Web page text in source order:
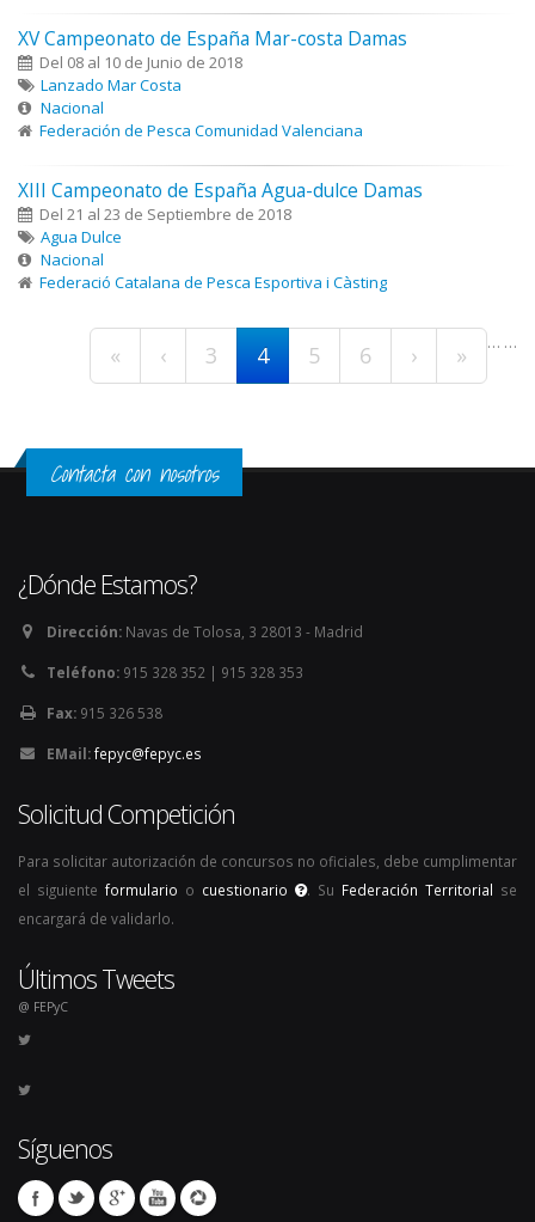
XV Campeonato de España Mar-costa Damas
Del 08 al 10 de Junio de 2018
Lanzado Mar Costa
Nacional
Federación de Pesca Comunidad Valenciana
XIII Campeonato de España Agua-dulce Damas
Del 21 al 23 de Septiembre de 2018
Agua Dulce
Nacional
Federació Catalana de Pesca Esportiva i Càsting
Páginas
« ‹ …
3 4 5 6 …
› »
Contacta con nosotros
¿Dónde Estamos?
Dirección: Navas de Tolosa, 3 28013 - Madrid
Teléfono: 915 328 352 | 915 328 353
Fax: 915 326 538
EMail:fepyc@fepyc.es
Solicitud Competición
Para solicitar autorización de concursos no oficiales, debe cumplimentar
el siguiente formulario o cuestionario . Su Federación Territorial se
encargará de validarlo.
Últimos Tweets
@ FEPyC
Síguenos